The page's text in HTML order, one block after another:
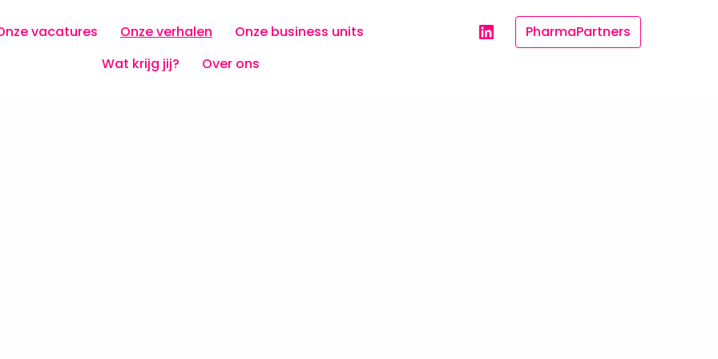
vacatures Onze verhalen
Onze business units
Wat krijg jij?
Over ons
PharmaPartners